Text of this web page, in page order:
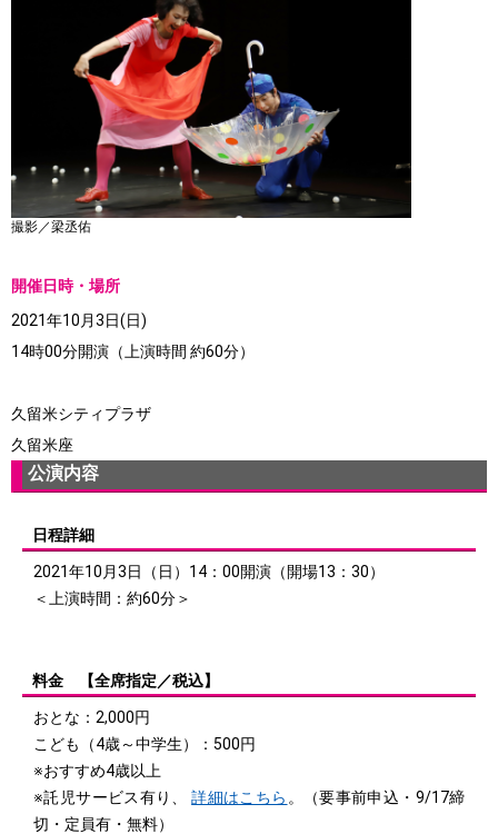
撮影／梁丞佑
開催日時・場所
2021年10月3日(日)
14時00分開演（上演時間 約60分）
久留米シティプラザ
久留米座
公演内容
日程詳細
2021年10月3日（日）14：00開演（開場13：30）
＜上演時間：約60分＞
料金 【全席指定／税込】
おとな：2,000円
こども（4歳～中学生）：500円
※おすすめ4歳以上
※託児サービス有り、詳細はこちら 。（要事前申込・9/17締
切・定員有・無料）